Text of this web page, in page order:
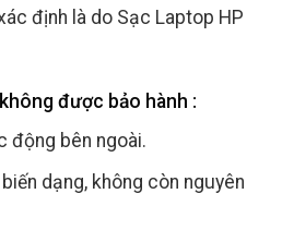
định là do Sạc Laptop HP
được bảo hành :
động bên ngoài.
dạng, không còn nguyên